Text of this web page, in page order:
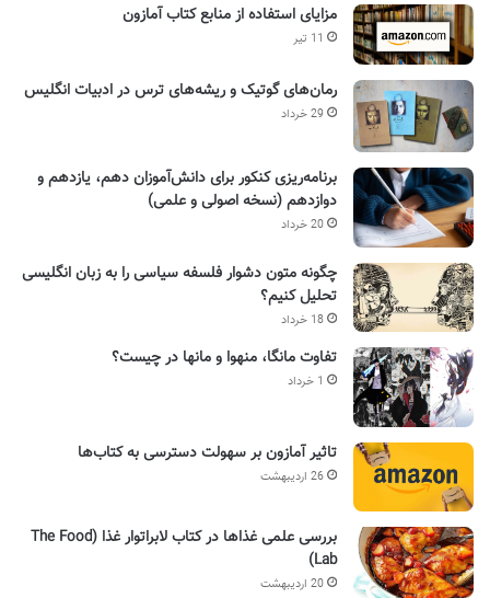
مزایای استفاده از منابع کتاب آمازون
11 تیر
رمان‌های گوتیک و ریشه‌های ترس در ادبیات انگلیس
29 خرداد
برنامه‌ریزی کنکور برای دانش‌آموزان دهم، یازدهم و
دوازدهم (نسخه اصولی و علمی)
20 خرداد
چگونه متون دشوار فلسفه سیاسی را به زبان انگلیسی
تحلیل کنیم؟
18 خرداد
تفاوت مانگا، منهوا و مانها در چیست؟
1 خرداد
تاثیر آمازون بر سهولت دسترسی به کتاب‌ها
26 اردیبهشت
بررسی علمی غذاها در کتاب لابراتوار غذا (The Food
Lab)
20 اردیبهشت